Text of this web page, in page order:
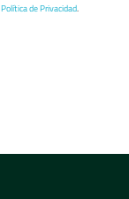
Política de Privacidad.